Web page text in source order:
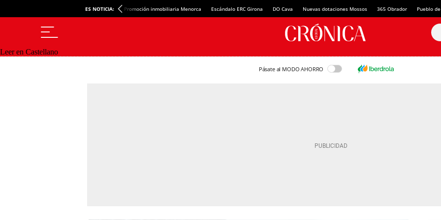
ES NOTICIA: Promoción inmobiliaria Menorca Escándalo ERC Girona DO Cava Nuevas dotaciones Mossos 365 Obrador Pueblo
Leer en Castellano
Pásate al MODO AHORRO